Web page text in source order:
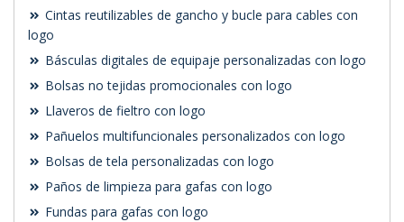
Cintas reutilizables de gancho y bucle para cables con
logo
Básculas digitales de equipaje personalizadas con logo
Bolsas no tejidas promocionales con logo
Llaveros de fieltro con logo
Pañuelos multifuncionales personalizados con logo
Bolsas de tela personalizadas con logo
Paños de limpieza para gafas con logo
Fundas para gafas con logo